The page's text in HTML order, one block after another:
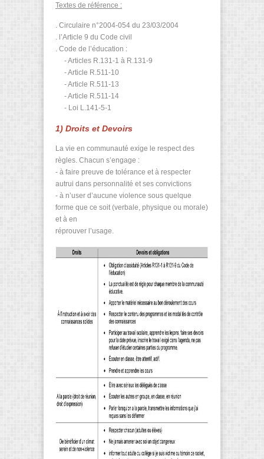
Textes de référence :
. Circulaire n°2004-054 du 23/03/2004
. l’Article 9 du Code civil
. Code de l’éducation :
- Articles R.131-1 à R.131-9
- Article R.511-10
- Article R.511-13
- Article R.511-14
- Loi L.141-5-1
1) Droits et Devoirs
La vie en communauté exige le respect des
règles. Chacun s’engage :
- à faire preuve de tolérance et à respecter
autrui dans personnalité et ses convictions
- à n’user d’aucune violence sous quelque
forme que ce soit (verbale, physique ou morale)
et à en
réprouver l’usage.